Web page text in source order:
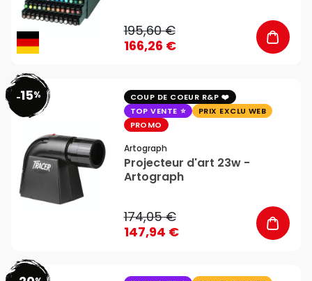
195,60 €
166,26 €
-15%
COUP DE COEUR R&P
TOP VENTE
PRIX EXCLU WEB
PROMO
Artograph
Projecteur d'art 23w -
Artograph
174,05 €
147,94 €